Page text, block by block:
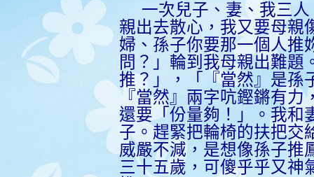
一次兒子、妻、我三
親出去散心，我又要母親
婦、孫子你要那一個人推
問？」輪到我母親出難題
推？」，「『當然』是孫
『當然』兩字吭鏗鏘有力
還要「份量夠！」。我和
子。趕緊把輪椅的扶把交
威嚴不減，是想像孫子推
三十五歲，可傻乎乎又神